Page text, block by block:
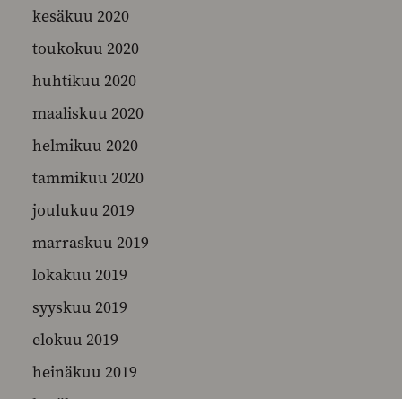
kesäkuu 2020
toukokuu 2020
huhtikuu 2020
maaliskuu 2020
helmikuu 2020
tammikuu 2020
joulukuu 2019
marraskuu 2019
lokakuu 2019
syyskuu 2019
elokuu 2019
heinäkuu 2019